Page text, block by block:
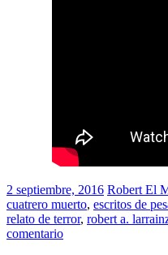
2 septiembre, 2016 Robert El
cuatrero muerto, escritos de
relato de terror, robert a.
comentario